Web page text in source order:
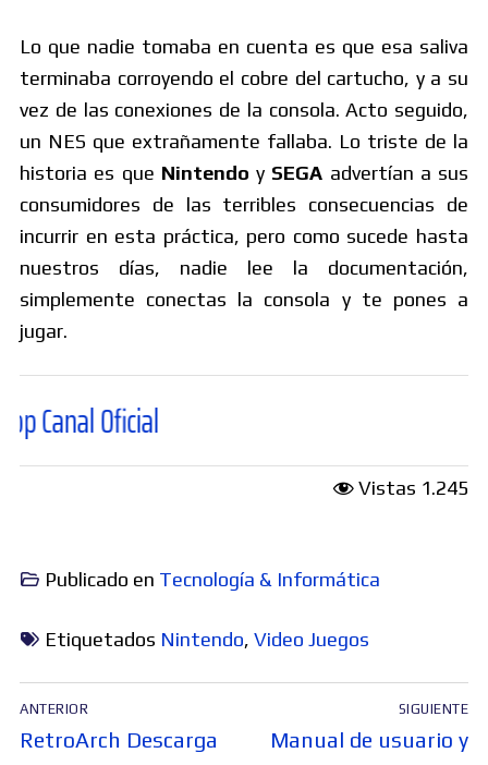
Lo que nadie tomaba en cuenta es que esa saliva
terminaba corroyendo el cobre del cartucho, y a su
vez de las conexiones de la consola. Acto seguido,
un NES que extrañamente fallaba. Lo triste de la
historia es que Nintendo y SEGA advertían a sus
consumidores de las terribles consecuencias de
incurrir en esta práctica, pero como sucede hasta
nuestros días, nadie lee la documentación,
simplemente conectas la consola y te pones a
jugar.
Vistas 1.245
Publicado en Tecnología & Informática
Etiquetados Nintendo, Video Juegos
Navegación
de
ANTERIOR
Entrada
RetroArch Descarga
SIGUIENTE
Entrada
Manual de usuario y